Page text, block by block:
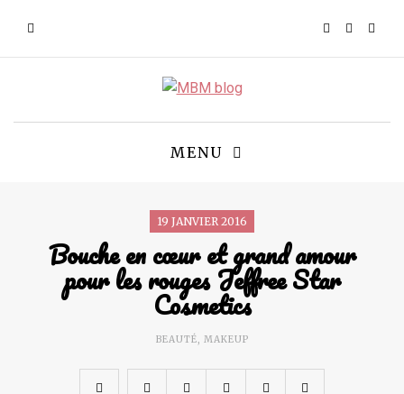
MENU
19 JANVIER 2016
Bouche en cœur et grand amour
pour les rouges Jeffree Star
Cosmetics
BEAUTÉ, MAKEUP